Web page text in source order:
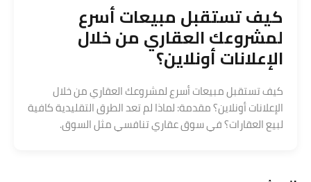
كيف تستقبل مبيعات أسرع
لمشروعك العقاري من خلال
الإعلانات أونلاين؟
كيف تستقبل مبيعات أسرع لمشروعك العقاري من خلال
الإعلانات أونلاين؟ مقدمة: لماذا لم تعد الطرق التقليدية كافية
لبيع العقارات؟ في سوق عقاري تنافسي مثل السوق.